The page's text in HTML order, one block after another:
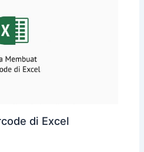
di Excel